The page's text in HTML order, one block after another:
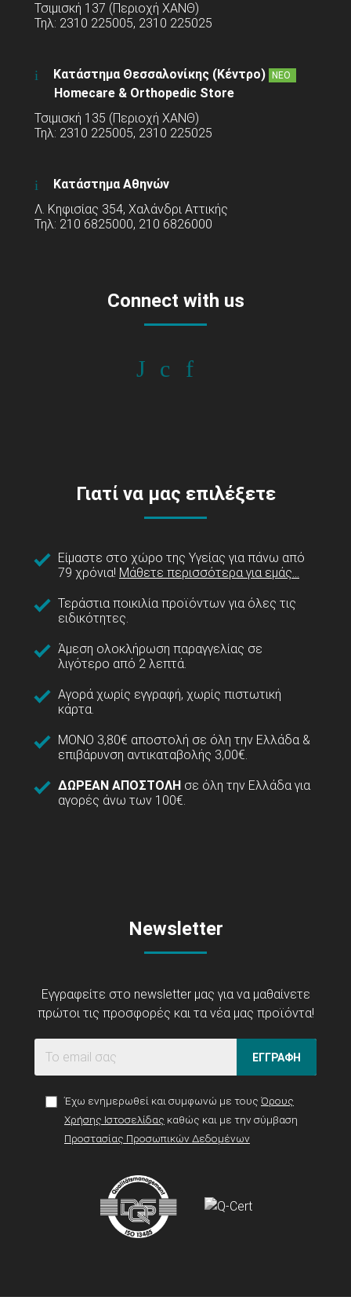
Τσιμισκή 137 (Περιοχή ΧΑΝΘ)
Τηλ: 2310 225005, 2310 225025
Κατάστημα Θεσσαλονίκης (Κέντρο) ΝΕΟ
Homecare & Orthopedic Store
Τσιμισκή 135 (Περιοχή ΧΑΝΘ)
Τηλ: 2310 225005, 2310 225025
Κατάστημα Αθηνών
Λ. Κηφισίας 354, Χαλάνδρι Αττικής
Τηλ: 210 6825000, 210 6826000
Connect with us
Γιατί να μας επιλέξετε
Είμαστε στο χώρο της Υγείας για πάνω από
79 χρόνια! Μάθετε περισσότερα για εμάς...
Τεράστια ποικιλία προϊόντων για όλες τις
ειδικότητες.
Άμεση ολοκλήρωση παραγγελίας σε
λιγότερο από 2 λεπτά.
Αγορά χωρίς εγγραφή, χωρίς πιστωτική
κάρτα.
ΜΟΝΟ 3,80€ αποστολή σε όλη την Ελλάδα &
επιβάρυνση αντικαταβολής 3,00€.
ΔΩΡΕΑΝ ΑΠΟΣΤΟΛΗ σε όλη την Ελλάδα για
αγορές άνω των 100€.
Newsletter
Εγγραφείτε στο newsletter μας για να μαθαίνετε
πρώτοι τις προσφορές και τα νέα μας προϊόντα!
ΕΓΓΡΑΦΗ
Έχω ενημερωθεί και συμφωνώ με τους Όρους
Χρήσης Ιστοσελίδας καθώς και με την σύμβαση
Προστασίας Προσωπικών Δεδομένων